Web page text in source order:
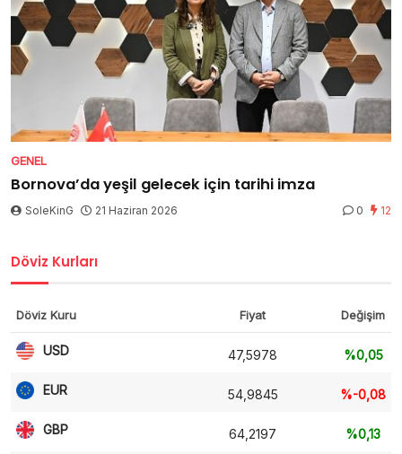
GENEL
Bornova’da yeşil gelecek için tarihi imza
SoleKinG 21 Haziran 2026 0 12
Döviz Kurları
Döviz Kuru Fiyat Değişim
USD 47,5978 %0,05
EUR 54,9845 %-0,08
GBP 64,2197 %0,13